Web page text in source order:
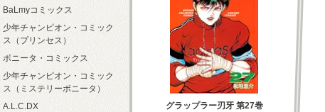
グラップラー刃牙 第27巻
BaLmyコミックス
少年チャンピオン・コミック
ス（プリンセス）
ボニータ・コミックス
少年チャンピオン・コミック
ス（ミステリーボニータ）
A.L.C.DX